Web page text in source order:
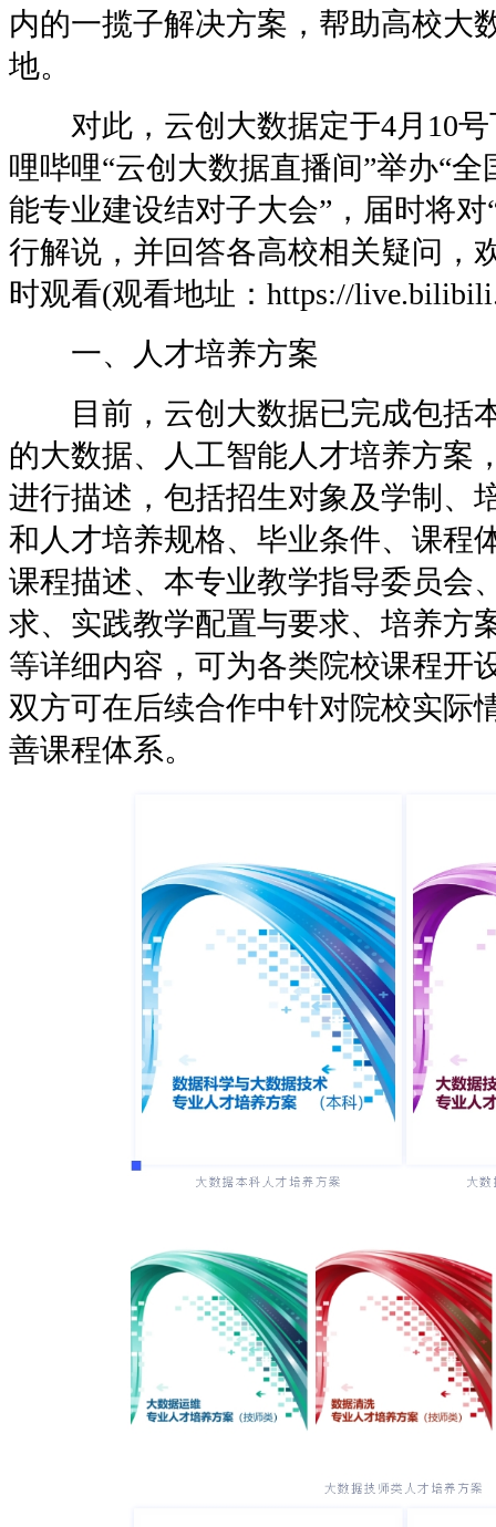
内的一揽子解决方案，帮助高校大
地。
对此，云创大数据定于4月10号
哩哔哩“云创大数据直播间”举办“
能专业建设结对子大会”，届时将
行解说，并回答各高校相关疑问，
时观看(观看地址：https://
一、人才培养方案
目前，云创大数据已完成包括
的大数据、人工智能人才培养方案
进行描述，包括招生对象及学制、
和人才培养规格、毕业条件、课程
课程描述、本专业教学指导委员会
求、实践教学配置与要求、培养方
等详细内容，可为各类院校课程开
双方可在后续合作中针对院校实际
善课程体系。